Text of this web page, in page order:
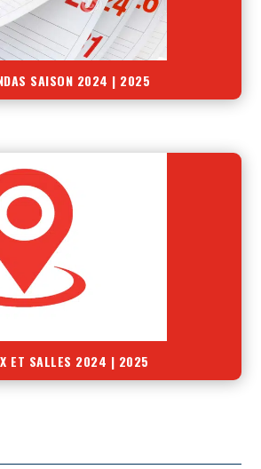
SAISON 2024 | 2025
ET SALLES 2024 | 2025